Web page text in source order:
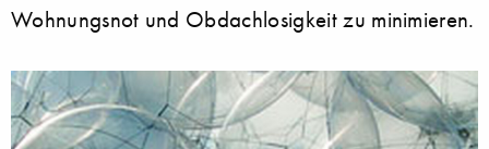
Wohnungsnot und Obdachlosigkeit zu minimieren.